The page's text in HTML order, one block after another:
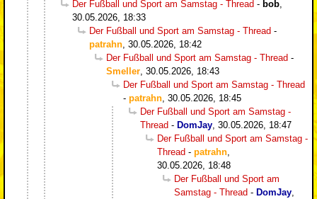
Der Fußball und Sport am Samstag - Thread - bob
30.05.2026, 18:33
Der Fußball und Sport am Samstag - Thread -
patrahn 30.05.2026, 18:42
Der Fußball und Sport am Samstag - Thread -
Smeller 30.05.2026, 18:43
Der Fußball und Sport am Samstag - Thread
- patrahn 30.05.2026, 18:45
Der Fußball und Sport am Samstag -
Thread - DomJay 30.05.2026, 18:47
Der Fußball und Sport am Samstag -
Thread - patrahn
30.05.2026, 18:48
Der Fußball und Sport am
Samstag - Thread - DomJay